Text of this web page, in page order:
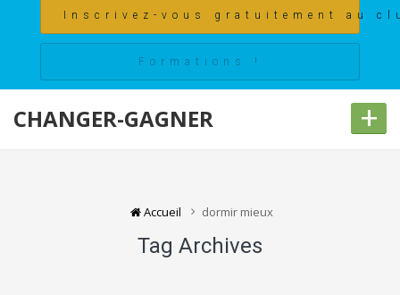
Inscrivez-vous gratuitement au
Formations !
CHANGER-GAGNER +
Accueil dormir mieux
Tag Archives